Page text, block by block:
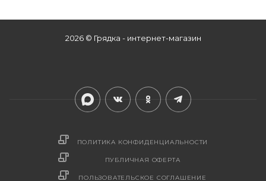
2026 © Грядка - интернет-магазин
ПОЛИТИКА КОНФИДЕНЦИАЛЬНОСТИ
ПУБЛИЧНАЯ ОФЕРТА
ПОЛЬЗОВАТЕЛЬСКОЕ СОГЛАШЕНИЕ